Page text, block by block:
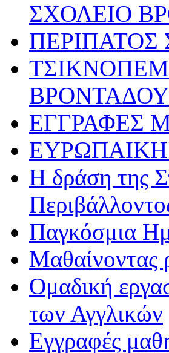
ΣΧΟΛΕΙΟ
ΒΡΟΝΤΑΔΟΥ
ΕΓΓΡΑΦΕΣ
Η δράση της
Παγκόσμια
Μαθαίνοντας
Ομαδική
των Αγγλικών
Εγγραφές